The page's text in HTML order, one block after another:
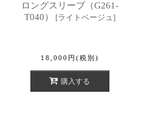
ロングスリーブ（G261-
T040）
[ライトベージュ]
18,000 円 (税別)
購入する